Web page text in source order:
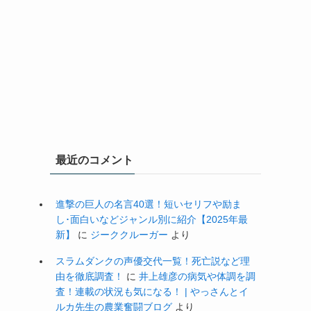
最近のコメント
進撃の巨人の名言40選！短いセリフや励ま
し･面白いなどジャンル別に紹介【2025年最
新】
に ジーククルーガー より
スラムダンクの声優交代一覧！死亡説など理
由を徹底調査！
に 井上雄彦の病気や体調を調
査！連載の状況も気になる！ | やっさんとイ
ルカ先生の農業奮闘ブログ より